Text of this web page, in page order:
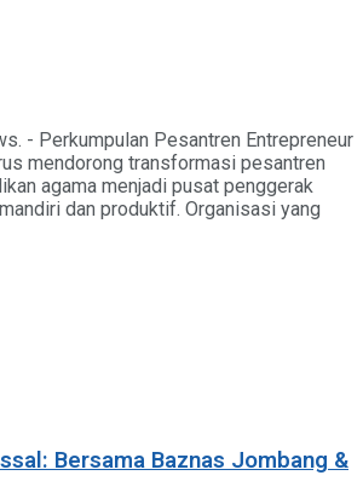
- Perkumpulan Pesantren Entrepreneur
mendorong transformasi pesantren
agama menjadi pusat penggerak
dan produktif. Organisasi yang
Bersama Baznas Jombang &